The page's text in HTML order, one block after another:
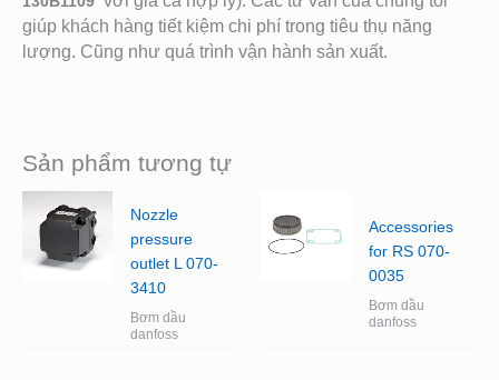
giúp khách hàng tiết kiệm chi phí trong tiêu thụ năng
lượng. Cũng như quá trình vận hành sản xuất.
Sản phẩm tương tự
Nozzle
pressure
outlet L 070-
3410
Bơm dầu
danfoss
Accessories
for RS 070-
0035
Bơm dầu
danfoss